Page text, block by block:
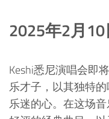
2025年2月
Keshi悉尼演唱会即
乐才子，以其独特
乐迷的心。在这场